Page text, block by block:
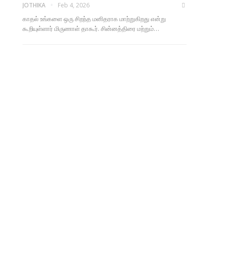
JOTHIKA Feb 4, 2026
காதல் உங்களை ஒரு சிறந்த மனிதராக மாற்றுகிறது என்று
கூறியுள்ளார் மிருணாள் தாகூர். சின்னத்திரை மற்றும்…